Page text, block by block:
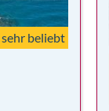
sehr beliebt